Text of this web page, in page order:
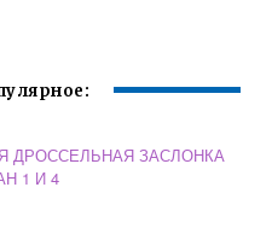
ДРОССЕЛЬНАЯ ЗАСЛОНКА
1 И 4